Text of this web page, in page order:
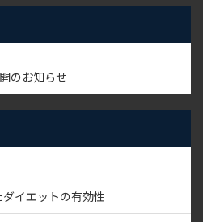
のお知らせ
イエットの有効性